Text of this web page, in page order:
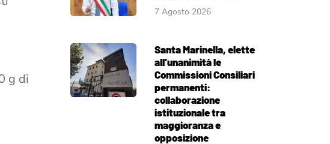
g di
7 Agosto 2026
Santa Marinella, elette
all’unanimità le
Commissioni Consiliari
permanenti:
collaborazione
istituzionale tra
maggioranza e
opposizione